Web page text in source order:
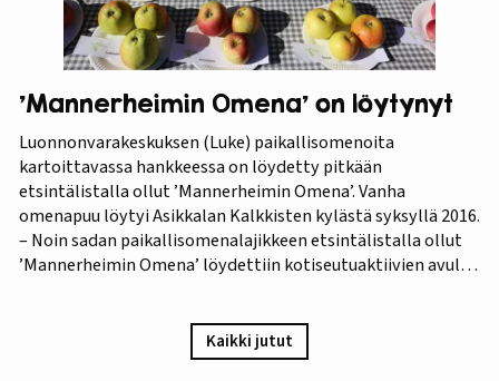
’Mannerheimin Omena’ on löytynyt
Luonnonvarakeskuksen (Luke) paikallisomenoita
kartoittavassa hankkeessa on löydetty pitkään
etsintälistalla ollut ’Mannerheimin Omena’. Vanha
omenapuu löytyi Asikkalan Kalkkisten kylästä syksyllä 2016.
– Noin sadan paikallisomenalajikkeen etsintälistalla ollut
’Mannerheimin Omena’ löydettiin kotiseutuaktiivien avulla.
vastaa Puutarha-lehden vuosien 1921 ja 1931 kuvauksia,
iloitsee tutkija Maarit Heinonen Lukesta.…
Kaikki jutut